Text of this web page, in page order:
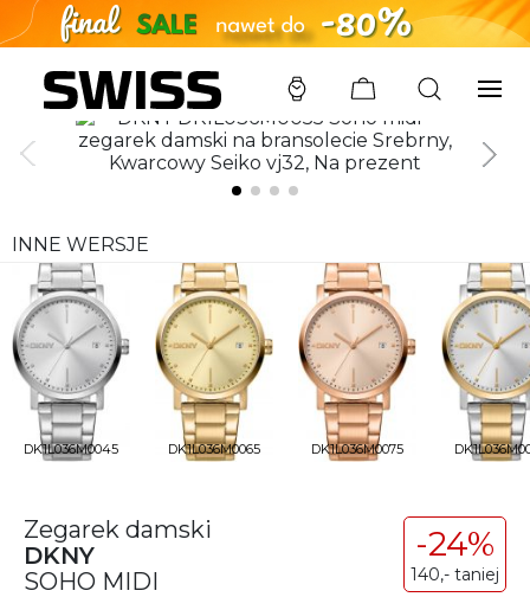
SWISS / ZEGARKI /DKNY DK1L036M0055
INNE WERSJE
DK1L036M0045 DK1L036M0065 DK1L036M0075
Zegarek damski
DKNY
SOHO MIDI
-24%
140,- taniej